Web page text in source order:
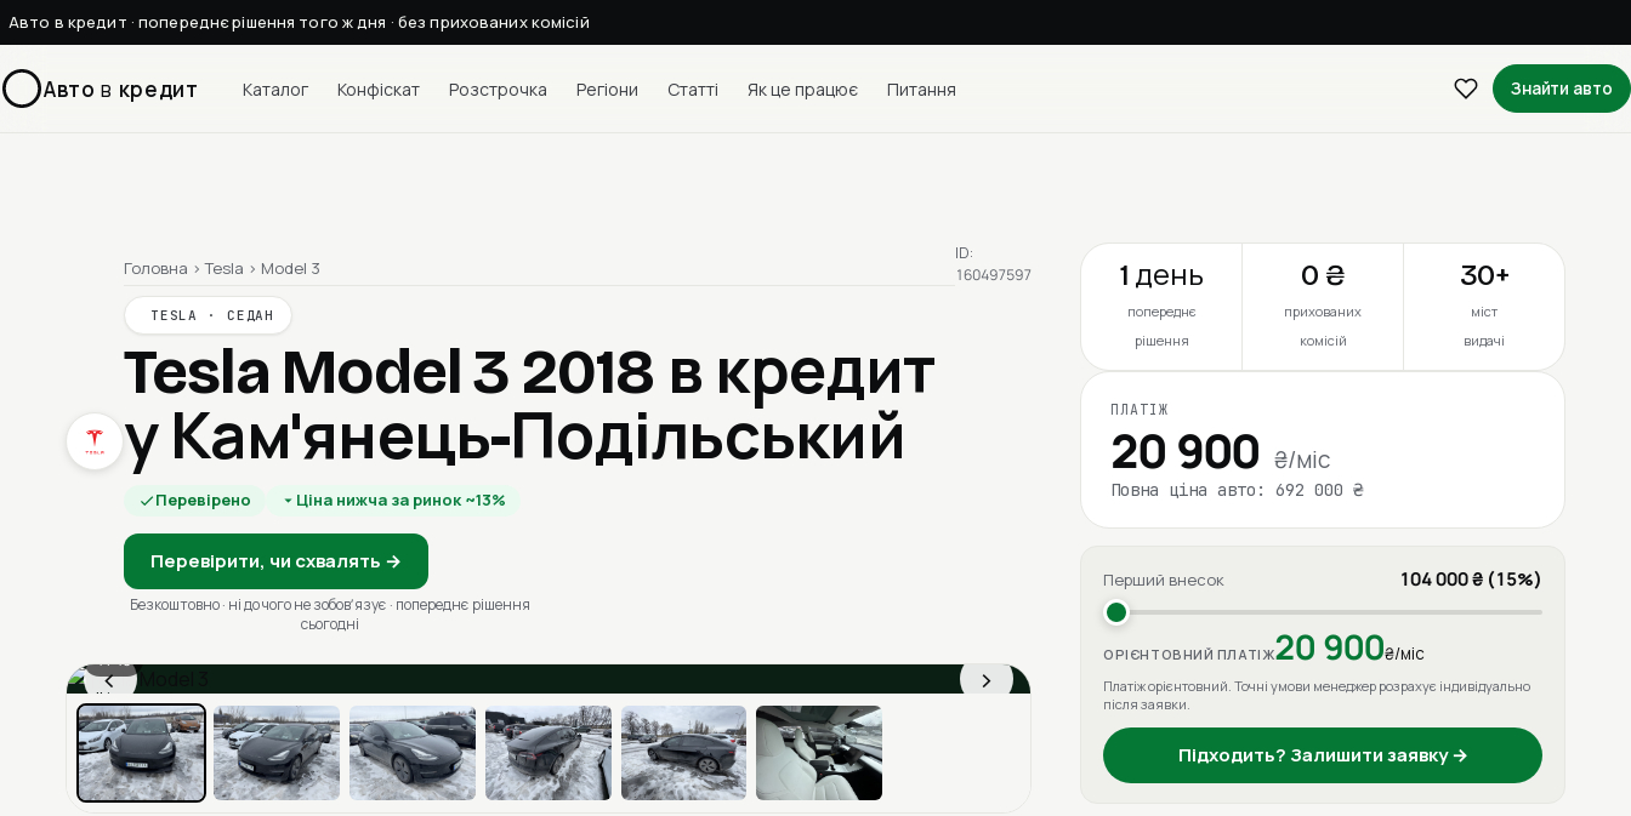
Авто в кредит · попереднє рішення того ж дня · без прихованих комісій
Авто в кредит Каталог Конфіскат Розстрочка Регіони Статті Як це працює Питання Знайти авто
Головна › Tesla › Model 3
TESLA · СЕДАН
Tesla Model 3 2018 в кредит
у Кам'янець-Подільський
Перевірено Ціна нижча за ринок ~13%
Перевірити, чи схвалять →
Безкоштовно · ні до чого не зобовʼязує · попереднє рішення
сьогодні
ID:
160497597
‹ ›
1 / 13
Ціна в місяць
1 день
попереднє
рішення
0 ₴
прихованих
комісій
30+
міст
видачі
ПЛАТІЖ
20 900 ₴/міс
Повна ціна авто: 692 000 ₴
Перший внесок 104 000 ₴ (15%)
ОРІЄНТОВНИЙ ПЛАТІЖ20 900₴/міс
Платіж орієнтовний. Точні умови менеджер розрахує індивідуально
після заявки.
Підходить? Залишити заявку →